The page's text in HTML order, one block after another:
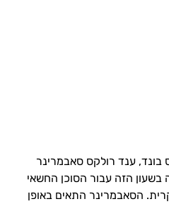
בונד, ענד רולקס סאבמרינר
הזה עבור הסוכן החשאי
הסאבמרינר התאים באופן